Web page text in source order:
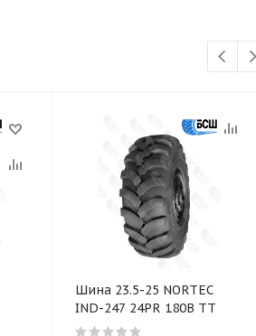
Шина 23.5-25 NORTEC
IND-247 24PR 180B TT